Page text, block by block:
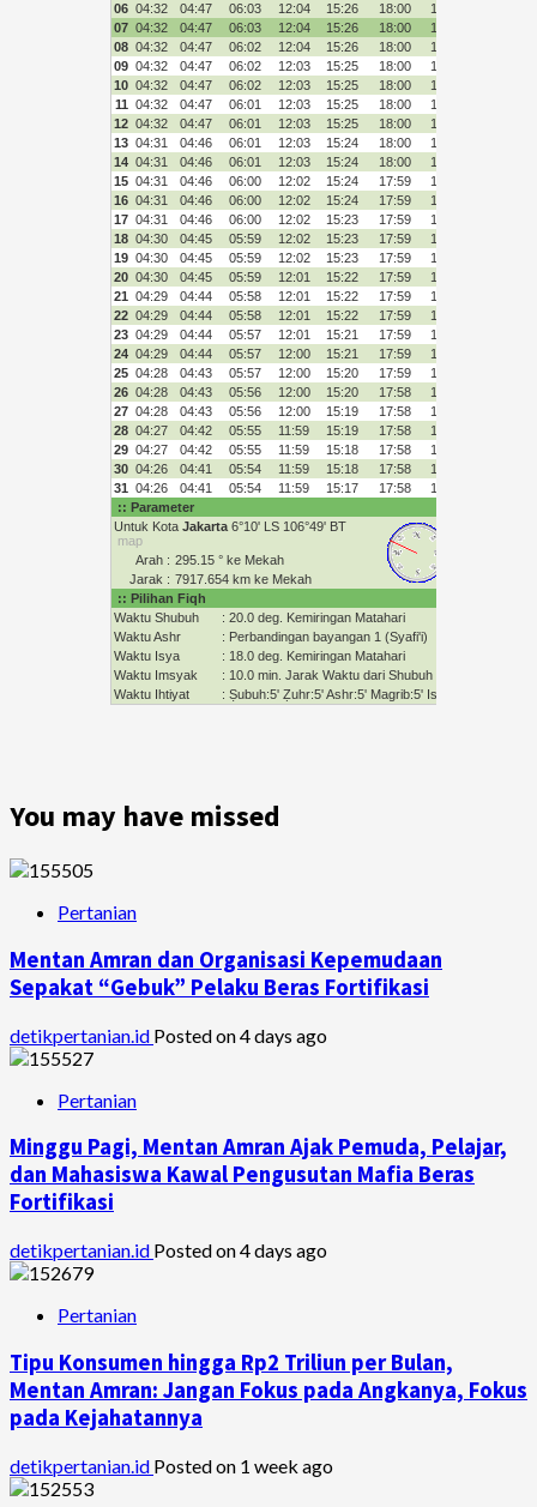
You may have missed
Pertanian
Mentan Amran dan Organisasi Kepemudaan
Sepakat “Gebuk” Pelaku Beras Fortifikasi
detikpertanian.id Posted on 4 days ago
Pertanian
Minggu Pagi, Mentan Amran Ajak Pemuda, Pelajar,
dan Mahasiswa Kawal Pengusutan Mafia Beras
Fortifikasi
detikpertanian.id Posted on 4 days ago
Pertanian
Tipu Konsumen hingga Rp2 Triliun per Bulan,
Mentan Amran: Jangan Fokus pada Angkanya, Fokus
pada Kejahatannya
detikpertanian.id Posted on 1 week ago